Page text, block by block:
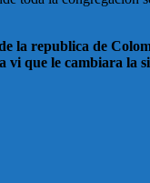
la republica de
vi que le cambiara la